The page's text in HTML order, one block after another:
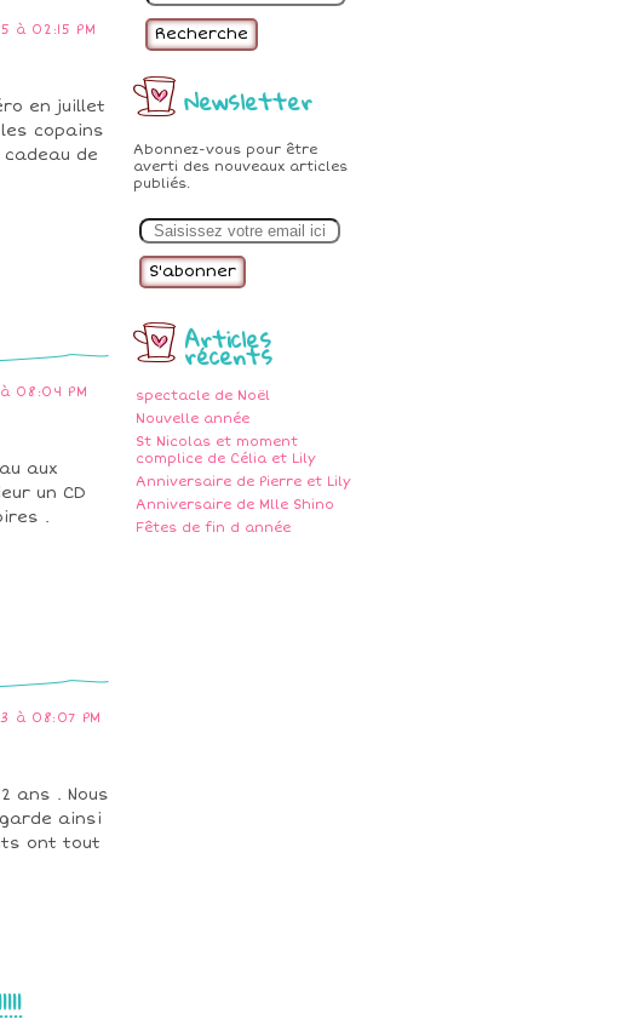
Recherche
Newsletter
Abonnez-vous pour être
averti des nouveaux articles
publiés.
m
Articles
récents
spectacle de Noël
Nouvelle année
St Nicolas et moment
complice de Célia et Lily
Anniversaire de Pierre et Lily
Anniversaire de Mlle Shino
Fêtes de fin d année
à 02:15 PM
en juillet
copains
de
08:04 PM
aux
un CD
.
à 08:07 PM
ans . Nous
ainsi
ont tout